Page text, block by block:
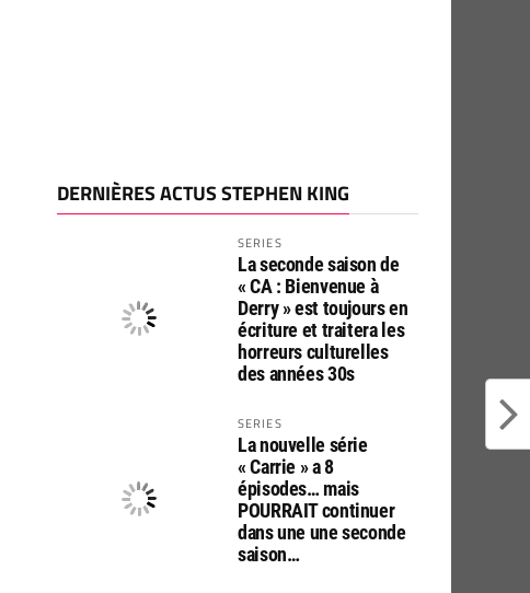
DERNIÈRES ACTUS STEPHEN KING
SERIES
La seconde saison de
« CA : Bienvenue à
Derry » est toujours en
écriture et traitera les
horreurs culturelles
des années 30s
SERIES
La nouvelle série
« Carrie » a 8
épisodes… mais
POURRAIT continuer
dans une une seconde
saison…